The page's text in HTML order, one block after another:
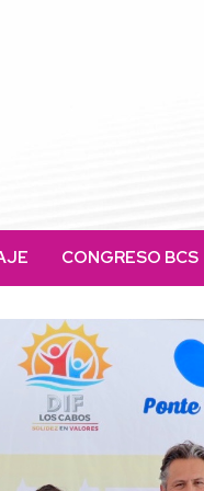
CONGRESO BCS